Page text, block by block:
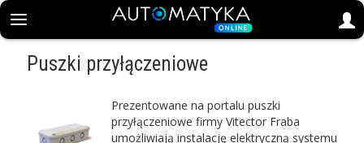
Puszki przyłączeniowe
Prezentowane na portalu puszki
przyłączeniowe firmy Vitector Fraba
umożliwiają instalację elektryczną systemu